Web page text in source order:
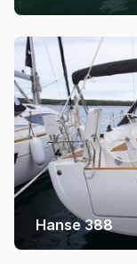
Hanse 388